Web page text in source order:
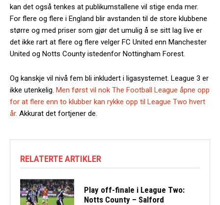
kan det også tenkes at publikumstallene vil stige enda mer.
For flere og flere i England blir avstanden til de store klubbene
større og med priser som gjør det umulig å se sitt lag live er
det ikke rart at flere og flere velger FC United enn Manchester
United og Notts County istedenfor Nottingham Forest.
Og kanskje vil nivå fem bli inkludert i ligasystemet. League 3 er
ikke utenkelig. Men først vil nok The Football League åpne opp
for at flere enn to klubber kan rykke opp til League Two hvert
år. Akkurat det fortjener de.
RELATERTE ARTIKLER
Play off-finale i League Two:
Notts County – Salford